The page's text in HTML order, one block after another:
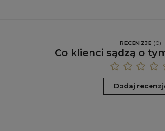
RECENZJE (0)
Co klienci sądzą o
Dodaj